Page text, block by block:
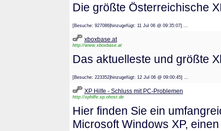
Die größte Österreichische
[Besuche: 927086|hinzugefügt: 11 Jul 06 @ 09:35:07] ...
xboxbase.at
http://www.xboxbase.at
Das aktuelleste und größte
[Besuche: 223352|hinzugefügt: 12 Jul 06 @ 09:00:45] ...
XP Hilfe - Schluss mit PC-Problemen
http://xphilfe.xp.ohost.de
Hier finden Sie ein
Microsoft Windows XP,